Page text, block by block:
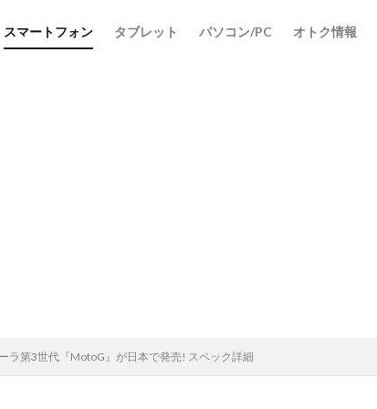
スマートフォン タブレット パソコン/PC オトク情報
ラ第3世代『MotoG』が日本で発売! スペック詳細